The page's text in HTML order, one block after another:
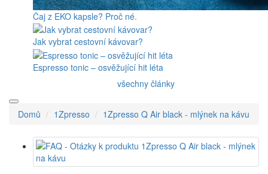
Čaj z EKO kapsle? Proč né.
Jak vybrat cestovní kávovar?
Espresso tonic – osvěžující hit léta
všechny články
Domů 1Zpresso 1Zpresso Q Air black - mlýnek na kávu